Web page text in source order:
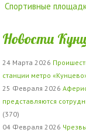
Спортивные
Новости
24 Марта 2026
станции метро
25 Февраля 2026
представляются
(370)
04 Февраля 2026